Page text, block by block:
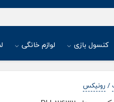
کنسول بازی لوازم خانگی
/ رونیکس